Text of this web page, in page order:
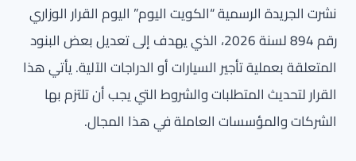
نشرت الجريدة الرسمية “الكويت اليوم” اليوم القرار الوزاري
رقم 894 لسنة 2026، الذي يهدف إلى تعديل بعض البنود
المتعلقة بعملية تأجير السيارات أو الدراجات الآلية. يأتي هذا
القرار لتحديث المتطلبات والشروط التي يجب أن تلتزم بها
الشركات والمؤسسات العاملة في هذا المجال.